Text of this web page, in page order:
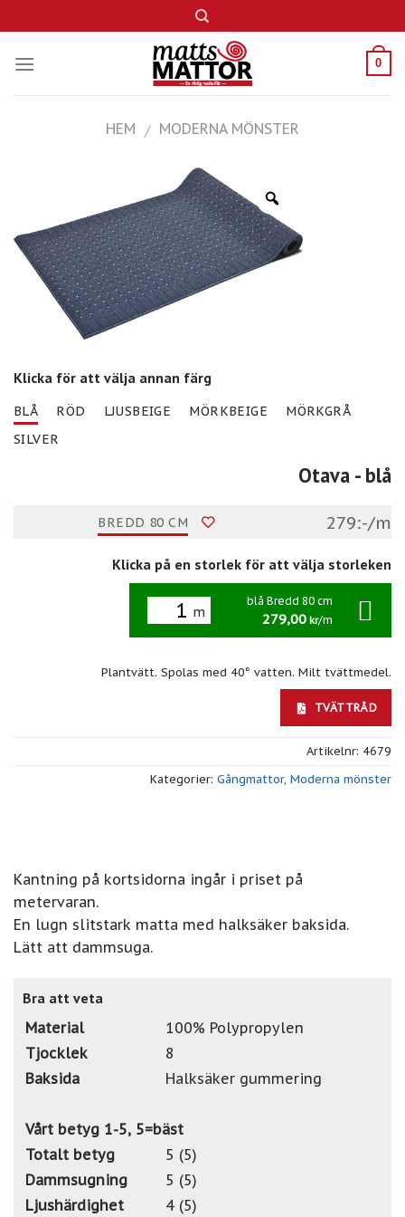
to
content
0
HEM / MODERNA MÖNSTER
Klicka för att välja annan färg
BLÅ RÖD LJUSBEIGE MÖRKBEIGE
MÖRKGRÅ
SILVER
Otava - blå
BREDD 80 CM 279:-/m
Klicka på en storlek för att välja storleken
m
blå Bredd 80 cm
279,00 kr/m
Plantvätt. Spolas med 40° vatten. Milt tvättmedel.
TVÄTTRÅD
Artikelnr: 4679
Kategorier: Gångmattor, Moderna mönster
Kantning på kortsidorna ingår i priset på
metervaran.
En lugn slitstark matta med halksäker baksida.
Lätt att dammsuga.
Bra att veta
Material
100% Polypropylen
Tjocklek
8
Baksida
Halksäker gummering
Vårt betyg 1-5, 5=bäst
Totalt betyg
5 (5)
Dammsugning
5 (5)
Ljushärdighet
4 (5)